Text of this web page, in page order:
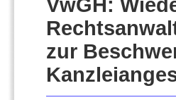
VwGH:
zur